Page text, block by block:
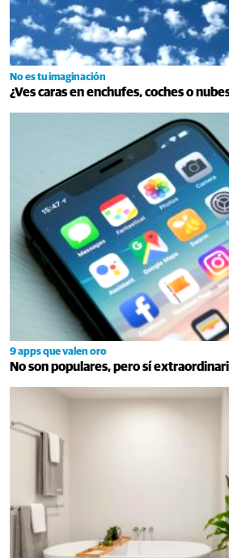
No es tu imaginación
¿Ves caras en enchufes, coches o
9 apps que valen oro
No son populares, pero sí